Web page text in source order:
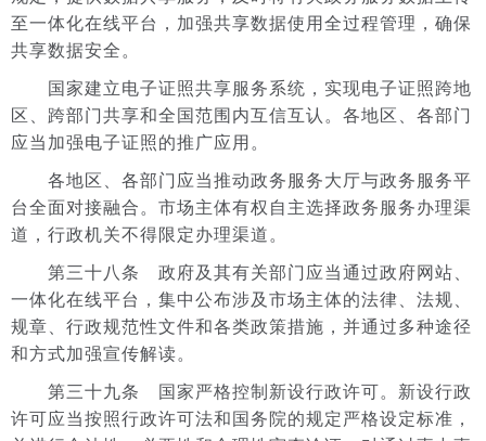
至一体化在线平台，加强共享数据使用全过程管理，确保
共享数据安全。
国家建立电子证照共享服务系统，实现电子证照跨地
区、跨部门共享和全国范围内互信互认。各地区、各部门
应当加强电子证照的推广应用。
各地区、各部门应当推动政务服务大厅与政务服务平
台全面对接融合。市场主体有权自主选择政务服务办理渠
道，行政机关不得限定办理渠道。
第三十八条 政府及其有关部门应当通过政府网站、
一体化在线平台，集中公布涉及市场主体的法律、法规、
规章、行政规范性文件和各类政策措施，并通过多种途径
和方式加强宣传解读。
第三十九条 国家严格控制新设行政许可。新设行政
许可应当按照行政许可法和国务院的规定严格设定标准，